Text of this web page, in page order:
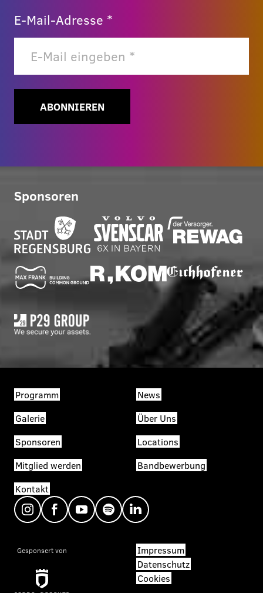
E-Mail-Adresse *
ABONNIEREN
Sponsoren
Programm
News
Galerie
Über Uns
Sponsoren
Locations
Mitglied werden
Bandbewerbung
Kontakt
Gesponsert von
Impressum
Datenschutz
Cookies